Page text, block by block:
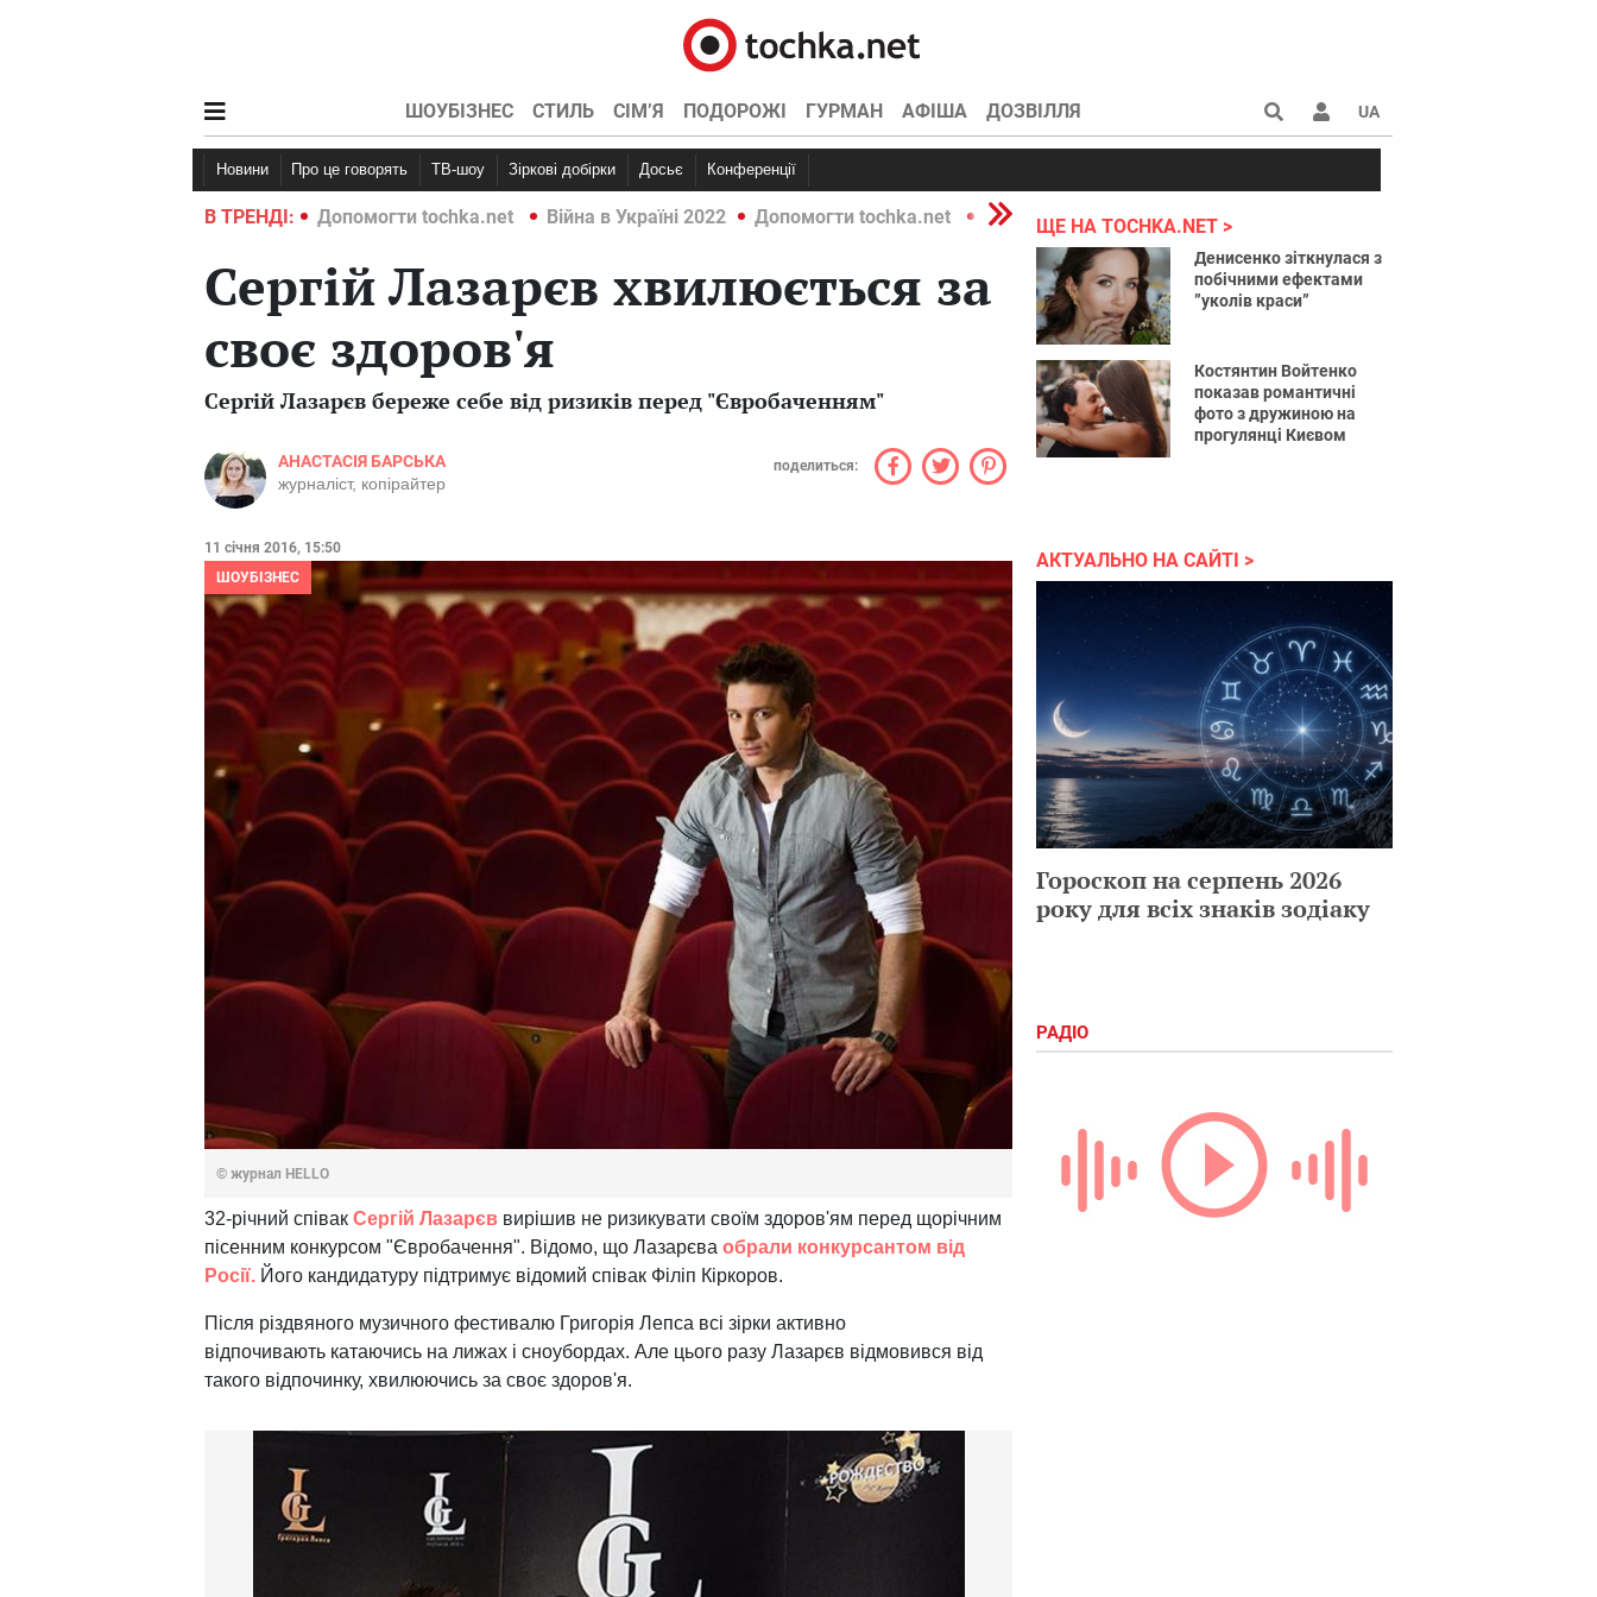
ШОУБІЗНЕС СТИЛЬ СІМ’Я ПОДОРОЖІ ГУРМАН АФІША ДОЗВІЛЛЯ UA
Новини Про це говорять ТВ-шоу Зіркові добірки Досьє Конференції
В ТРЕНДІ:
Війна в Україні 2022 Допомогти tochka.net Війна в Україні 2022 Допомогти tochka.net Війна в Україні 2022
Сергій Лазарєв хвилюється за
своє здоров'я
Сергій Лазарєв береже себе від ризиків перед "Євробаченням"
АНАСТАСІЯ БАРСЬКА
журналіст, копірайтер
поделиться:
11 січня 2016, 15:50
ШОУБІЗНЕС
© журнал HELLO
32-річний співак Сергій Лазарєв вирішив не ризикувати своїм здоров'ям перед щорічним
пісенним конкурсом "Євробачення". Відомо, що Лазарєва обрали конкурсантом від
Росії. Його кандидатуру підтримує відомий співак Філіп Кіркоров.
Після різдвяного музичного фестивалю Григорія Лепса всі зірки активно
відпочивають катаючись на лижах і сноубордах. Але цього разу Лазарєв відмовився від
такого відпочинку, хвилюючись за своє здоров'я.
ЩЕ НА TOCHKA.NET
Денисенко зіткнулася з
побічними ефектами
”уколів краси”
Костянтин Войтенко
показав романтичні
фото з дружиною на
прогулянці Києвом
АКТУАЛЬНО НА САЙТІ
Гороскоп на серпень 2026
року для всіх знаків зодіаку
РАДІО